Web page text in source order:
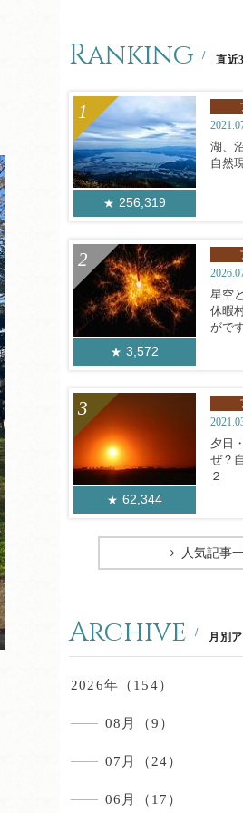
Ranking 直近
256,319
湖、
自然
3,572
星空
休暇
がで
62,344
夕日
ぜ？
２
人気記事
Archive 月別
2026年（154）
08月（9）
07月（24）
06月（17）